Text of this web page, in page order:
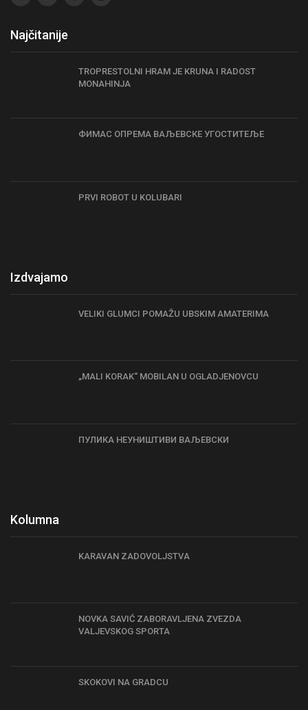
Najčitanije
TROPRESTOLNI HRAM JE KRUNA I RADOST
MONAHINJA
ФИМАС ОПРЕМА ВАЉЕВСКЕ УГОСТИТЕЉЕ
PRVI ROBOT U KOLUBARI
Izdvajamo
VELIKI GLUMCI POMAŽU UBSKIM AMATERIMA
„MALI KORAK“ MOBILAN U OGLADJENOVCU
ПУЛИКА НЕУНИШТИВИ ВАЉЕВСКИ
Kolumna
KARAVAN ZADOVOLJSTVA
NOVKA SAVIĆ ZABORAVLJENA ZVEZDA
VALJEVSKOG SPORTA
SKOKOVI NA GRADCU